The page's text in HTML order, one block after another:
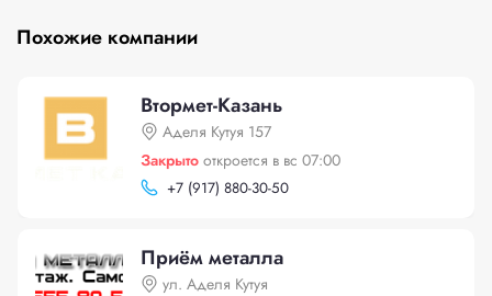
Похожие компании
Втормет-Казань
Аделя Кутуя 157
Закрыто откроется в вс 07:00
+7 (917) 880-30-50
Приём металла
ул. Аделя Кутуя